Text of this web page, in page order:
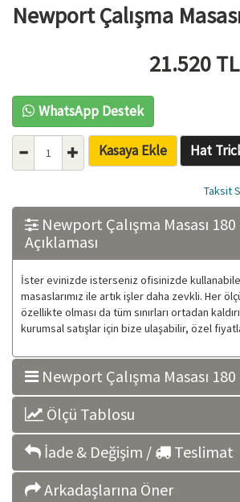
Newport Çalışma
21.520TL
WhatsApp Destek
Kasaya Ekle Hat
Taksit
Newport Çalışma Masası
Açıklaması
İster evinizde isterseniz ofisinizde
masaslarımız ile artık işler daha zevkli. Her
özellikte olması da tüm sınırları ortadan
kurumsal satışlar için bize ulaşabilir, özel
Newport Çalışma Masası
Ölçü Tablosu
İade & Değişim /
Teslimat
Arkadaşlarına Öner